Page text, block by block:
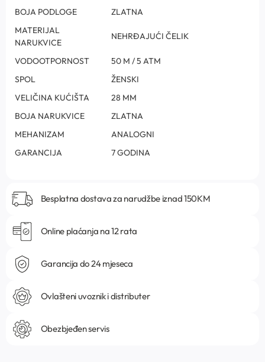
BOJA PODLOGE
ZLATNA
MATERIJAL
NARUKVICE
NEHRĐAJUĆI ČELIK
VODOOTPORNOST
50 M / 5 ATM
SPOL
ŽENSKI
VELIČINA KUĆIŠTA
28 MM
BOJA NARUKVICE
ZLATNA
MEHANIZAM
ANALOGNI
GARANCIJA
7 GODINA
Besplatna dostava za narudžbe iznad 150KM
Online plaćanja na 12 rata
Garancija do 24 mjeseca
Ovlašteni uvoznik i distributer
Obezbjeđen servis